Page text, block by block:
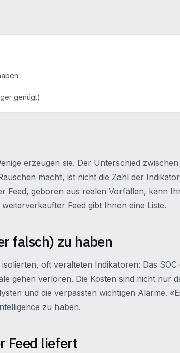
genügt)
erzeugen sie. Der Unterschied zwischen
macht, ist nicht die Zahl der
Feed, geboren aus realen Vorfällen, kann
Feed gibt Ihnen eine Liste.
falsch) zu haben
oft veralteten Indikatoren: Das
gehen verloren. Die Kosten sind nicht nur
und die verpassten wichtigen Alarme.
zu haben.
Feed liefert